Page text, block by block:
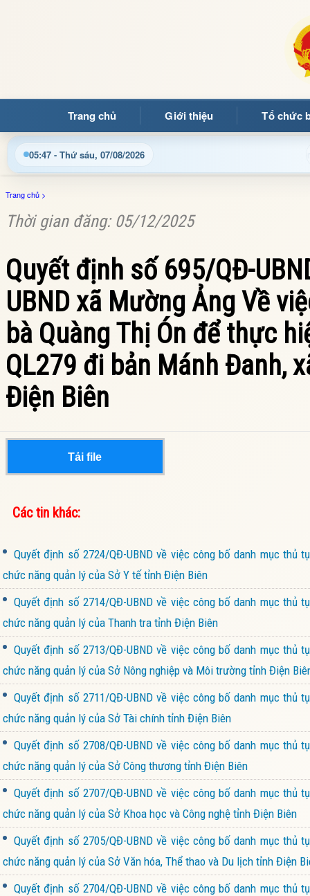
Trang chủ Giới thiệu Tổ chức
05:47 - Thứ sáu, 07/08/2026
Chào mừng quý bạn đọc đến với Trang thông tin điện tử xã
Trang chủ >
Thời gian đăng: 05/12/2025
Quyết định số 695/QĐ-
UBND xã Mường Ảng Về
bà Quàng Thị Ón để thực
QL279 đi bản Mánh Đanh,
Điện Biên
Tải file
Các tin khác:
Quyết định số 2724/QĐ-UBND về việc công bố danh mục thủ
chức năng quản lý của Sở Y tế tỉnh Điện Biên
Quyết định số 2714/QĐ-UBND về việc công bố danh mục thủ
chức năng quản lý của Thanh tra tỉnh Điện Biên
Quyết định số 2713/QĐ-UBND về việc công bố danh mục thủ
chức năng quản lý của Sở Nông nghiệp và Môi trường tỉnh Điện
Quyết định số 2711/QĐ-UBND về việc công bố danh mục thủ
chức năng quản lý của Sở Tài chính tỉnh Điện Biên
Quyết định số 2708/QĐ-UBND về việc công bố danh mục thủ
chức năng quản lý của Sở Công thương tỉnh Điện Biên
Quyết định số 2707/QĐ-UBND về việc công bố danh mục thủ
chức năng quản lý của Sở Khoa học và Công nghệ tỉnh Điện Biên
Quyết định số 2705/QĐ-UBND về việc công bố danh mục thủ
chức năng quản lý của Sở Văn hóa, Thể thao và Du lịch tỉnh Điện
Quyết định số 2704/QĐ-UBND về việc công bố danh mục thủ